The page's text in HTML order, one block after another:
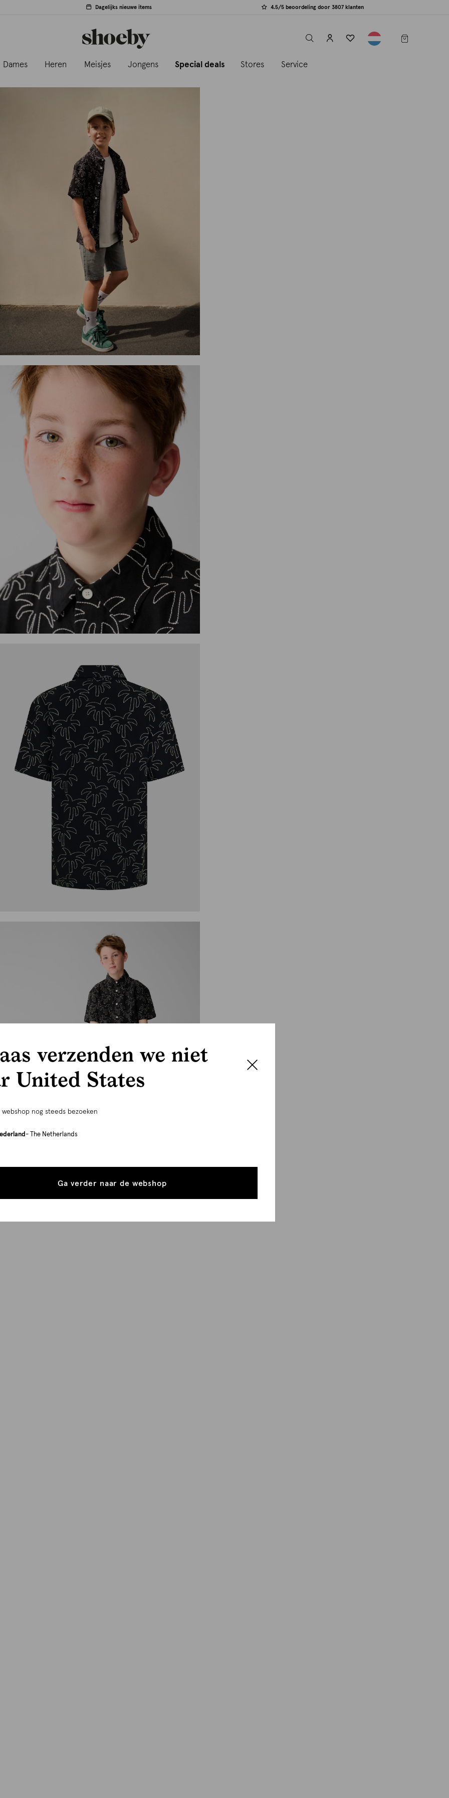
Dagelijks nieuwe items 4.5/5 beoordeling door 3807 klanten
label.header.toggle
Dames Heren Meisjes Jongens Special deals Stores Service
verzenden we niet
United States
nog steeds bezoeken
- The Netherlands
Ga verder naar de webshop